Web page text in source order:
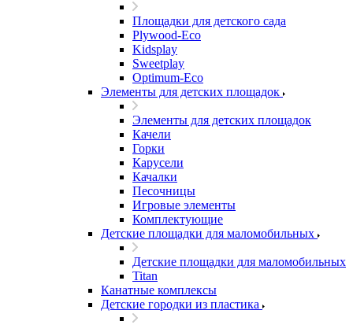
Площадки для детского сада
Plywood-Eco
Kidsplay
Sweetplay
Оptimum-Еco
Элементы для детских площадок
Элементы для детских площадок
Качели
Горки
Карусели
Качалки
Песочницы
Игровые элементы
Комплектующие
Детские площадки для маломобильных
Детские площадки для маломобильных
Titan
Канатные комплексы
Детские городки из пластика